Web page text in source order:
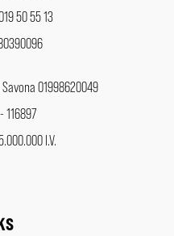
50 55 13
01998620049
116897
I.V.